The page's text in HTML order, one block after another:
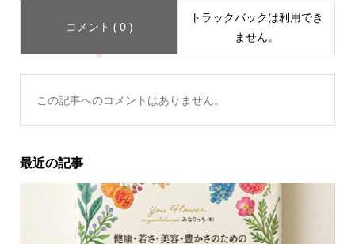
コメント ( 0 )
トラックバックは利用でき
ません。
この記事へのコメントはありません。
最近の記事